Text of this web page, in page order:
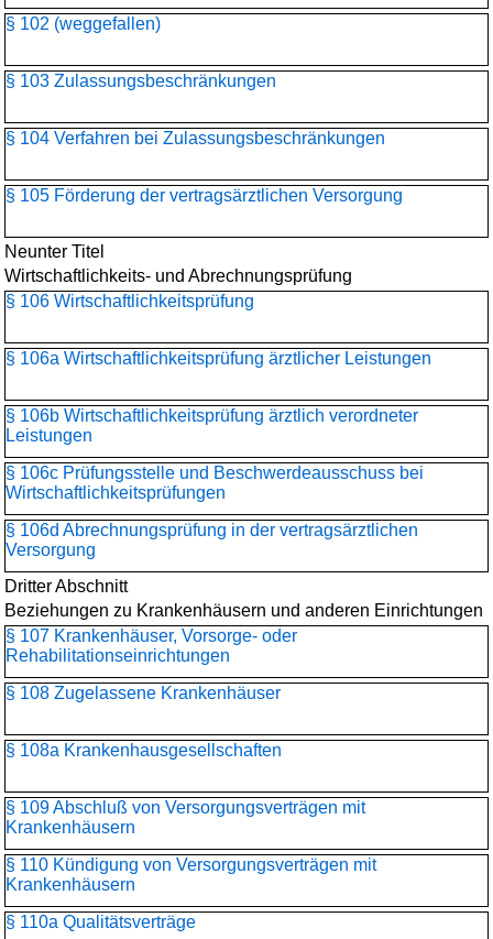
§ 102 (weggefallen)
§ 103 Zulassungsbeschränkungen
§ 104 Verfahren bei Zulassungsbeschränkungen
§ 105 Förderung der vertragsärztlichen Versorgung
Neunter Titel
Wirtschaftlichkeits- und Abrechnungsprüfung
§ 106 Wirtschaftlichkeitsprüfung
§ 106a Wirtschaftlichkeitsprüfung ärztlicher Leistungen
§ 106b Wirtschaftlichkeitsprüfung ärztlich verordneter
Leistungen
§ 106c Prüfungsstelle und Beschwerdeausschuss bei
Wirtschaftlichkeitsprüfungen
§ 106d Abrechnungsprüfung in der vertragsärztlichen
Versorgung
Dritter Abschnitt
Beziehungen zu Krankenhäusern und anderen Einrichtungen
§ 107 Krankenhäuser, Vorsorge- oder
Rehabilitationseinrichtungen
§ 108 Zugelassene Krankenhäuser
§ 108a Krankenhausgesellschaften
§ 109 Abschluß von Versorgungsverträgen mit
Krankenhäusern
§ 110 Kündigung von Versorgungsverträgen mit
Krankenhäusern
§ 110a Qualitätsverträge